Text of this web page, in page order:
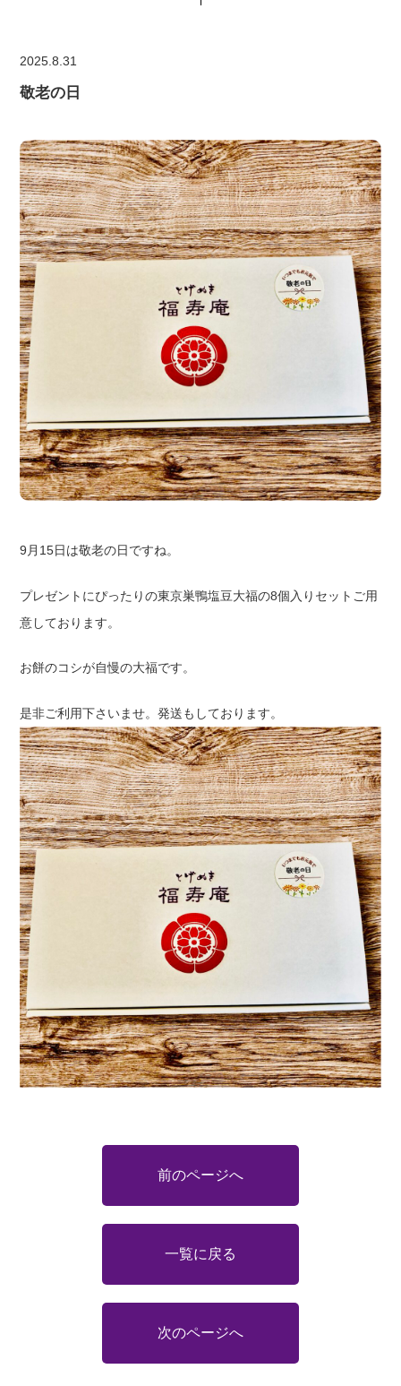
2025.8.31
敬老の日
9月15日は敬老の日ですね。
プレゼントにぴったりの東京巣鴨塩豆大福の8個入りセットご用
意しております。
お餅のコシが自慢の大福です。
是非ご利用下さいませ。発送もしております。
前のページへ
一覧に戻る
次のページへ